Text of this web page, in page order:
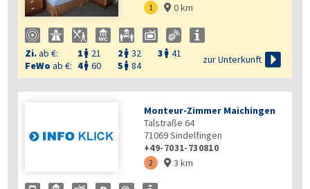
1  0 km
Zi.ab €: 1  21 2  32 3  41
FeWo ab €: 4 60 5  84
zur Unterkunft 
Monteur-Zimmer Maichingen
Talstraße 64
71069Sindelfingen
+49-7031-730810
2  3 km